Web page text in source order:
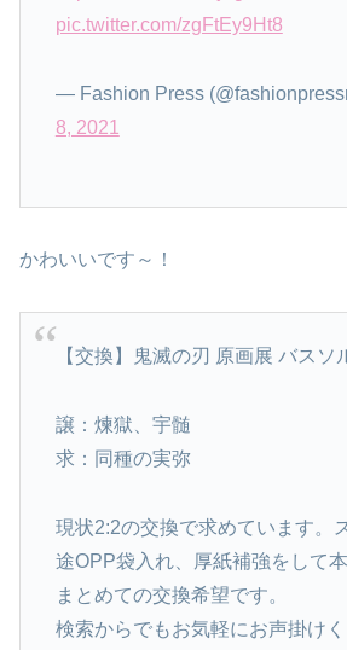
pic.twitter.com/zgFtEy9Ht8
— Fashion Press
8, 2021
かわいいです～！
【交換】鬼滅の刃 原画展 バスソ
譲：煉獄、宇髄
求：同種の実弥
現状2:2の交換で求めています。
途OPP袋入れ、厚紙補強をして
まとめての交換希望です。
検索からでもお気軽にお声掛けく